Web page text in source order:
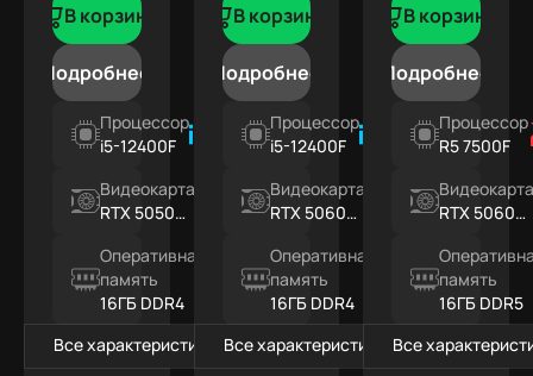
В корзину
Подробнее
Процессор
i5-12400F
Видеокарта
RTX 5050
Оперативная
память
16ГБ DDR4
Все характеристики
В корзину
Подробнее
Процессор
i5-12400F
Видеокарта
RTX 5060
Оперативная
память
16ГБ DDR4
Все характеристики
В корзину
Подробнее
Процессор
R5 7500F
RTX 5060
память
16ГБ DDR5
Все